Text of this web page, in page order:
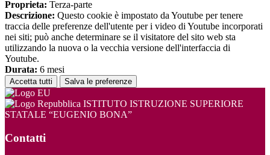
Proprieta: Terza-parte
Descrizione: Questo cookie è impostato da Youtube per tenere
traccia delle preferenze dell'utente per i video di Youtube incorporati
nei siti; può anche determinare se il visitatore del sito web sta
utilizzando la nuova o la vecchia versione dell'interfaccia di
Youtube.
Durata: 6 mesi
Accetta tutti Salva le preferenze
ISTITUTO ISTRUZIONE SUPERIORE
STATALE “EUGENIO BONA”
Contatti